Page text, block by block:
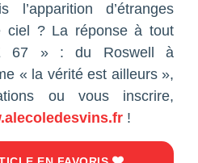
l’apparition d’étranges
ciel ? La réponse à tout
67 » : du Roswell à
« la vérité est ailleurs »,
ou vous inscrire,
!